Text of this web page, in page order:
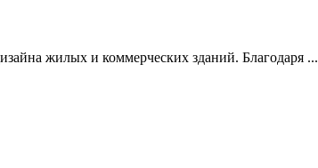
жилых и коммерческих зданий. Благодаря ...